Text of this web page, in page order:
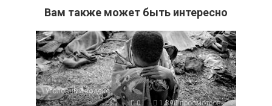
Вам также может быть интересно
Уголовный кодекс
0
1 390 просмотров